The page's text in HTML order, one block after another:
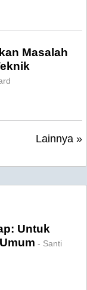
Masalah
Lainnya »
Untuk
- Santi